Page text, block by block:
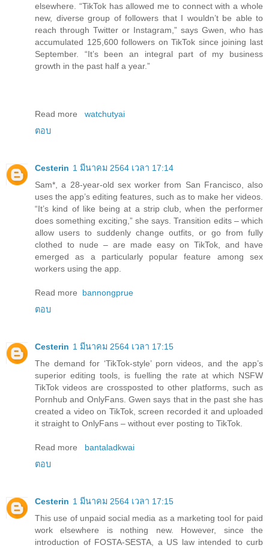
elsewhere. “TikTok has allowed me to connect with a whole
new, diverse group of followers that I wouldn’t be able to
reach through Twitter or Instagram,” says Gwen, who has
accumulated 125,600 followers on TikTok since joining last
September. “It’s been an integral part of my business
growth in the past half a year.”
Read more watchutyai
ตอบ
Cesterin 1 มีนาคม 2564 เวลา 17:14
Sam*, a 28-year-old sex worker from San Francisco, also
uses the app’s editing features, such as to make her videos.
“It’s kind of like being at a strip club, when the performer
does something exciting,” she says. Transition edits – which
allow users to suddenly change outfits, or go from fully
clothed to nude – are made easy on TikTok, and have
emerged as a particularly popular feature among sex
workers using the app.
Read more bannongprue
ตอบ
Cesterin 1 มีนาคม 2564 เวลา 17:15
The demand for ‘TikTok-style’ porn videos, and the app’s
superior editing tools, is fuelling the rate at which NSFW
TikTok videos are crossposted to other platforms, such as
Pornhub and OnlyFans. Gwen says that in the past she has
created a video on TikTok, screen recorded it and uploaded
it straight to OnlyFans – without ever posting to TikTok.
Read more bantaladkwai
ตอบ
Cesterin 1 มีนาคม 2564 เวลา 17:15
This use of unpaid social media as a marketing tool for paid
work elsewhere is nothing new. However, since the
introduction of FOSTA-SESTA, a US law intended to curb